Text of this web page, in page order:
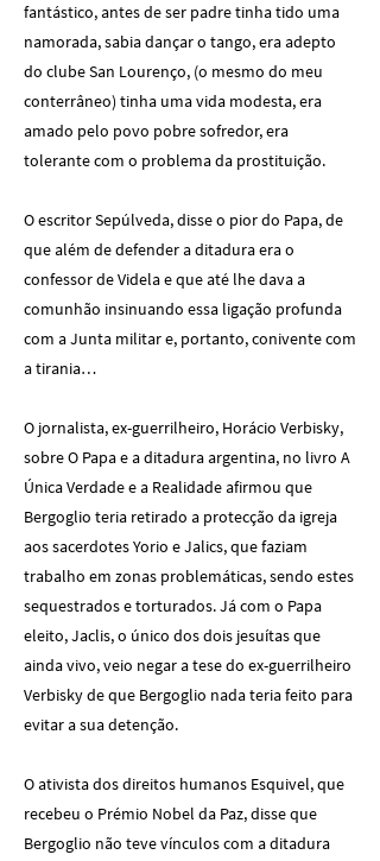
fantástico, antes de ser padre tinha tido uma
namorada, sabia dançar o tango, era adepto
do clube San Lourenço, (o mesmo do meu
conterrâneo) tinha uma vida modesta, era
amado pelo povo pobre sofredor, era
tolerante com o problema da prostituição.
O escritor Sepúlveda, disse o pior do Papa, de
que além de defender a ditadura era o
confessor de Videla e que até lhe dava a
comunhão insinuando essa ligação profunda
com a Junta militar e, portanto, conivente com
a tirania…
O jornalista, ex-guerrilheiro, Horácio Verbisky,
sobre O Papa e a ditadura argentina, no livro A
Única Verdade e a Realidade afirmou que
Bergoglio teria retirado a protecção da igreja
aos sacerdotes Yorio e Jalics, que faziam
trabalho em zonas problemáticas, sendo estes
sequestrados e torturados. Já com o Papa
eleito, Jaclis, o único dos dois jesuítas que
ainda vivo, veio negar a tese do ex-guerrilheiro
Verbisky de que Bergoglio nada teria feito para
evitar a sua detenção.
O ativista dos direitos humanos Esquivel, que
recebeu o Prémio Nobel da Paz, disse que
Bergoglio não teve vínculos com a ditadura